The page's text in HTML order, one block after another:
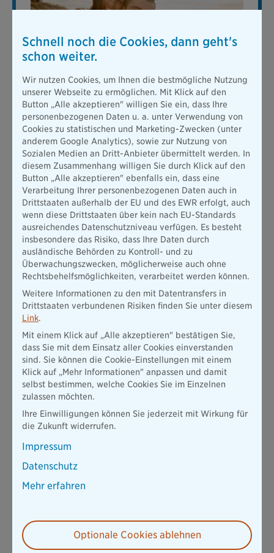
Mit unserem Partner TravelProtect bieten wir Ihnen
eine günstige Reiseversicherung, die Sie füreinzelne
Reisen oder für alle Reisen innerhalb eines Jahres
abschließen können. Im Jahresschutz können Sie
zusätzlich eine Gepäck- und
Reisekrankenversicherung einschließen lassen. Ihre
Vorteile bei der Bayerischen:
Absicherung bei Reiserücktritt aufgrund z.B. von
Krankheit
Absicherung bei unvorhergesehenem
Reiseabbruch- oder Reiseverlängerung
Jahresversicherung lohnt sich meist schon ab zwei
Reisen
Jetzt berechnen
Zur Jahresreiseversicherung
Familienurlaub nach dem Sommer – das
sollten Sie beachten
Weniger Planungsdruck, mehr Sparpreise und die für Eltern so
wichtige Entspannung – für den
Punkte, die sie vor und während des Urlaubs mit Kleinkind
Tipp #1: (Reise-)Pass nicht vergessen!
Klar, die eigenen Ausweisdokumente wie Reisepass oder
Schnell noch die Cookies, dann geht's
schon weiter.
Wir nutzen Cookies, um Ihnen die bestmögliche Nutzung
unserer Webseite zu ermöglichen. Mit Klick auf den
Button „Alle akzeptieren" willigen Sie ein, dass Ihre
personenbezogenen Daten u. a. unter Verwendung von
Cookies zu statistischen und Marketing-Zwecken (unter
anderem Google Analytics), sowie zur Nutzung von
Sozialen Medien an Dritt-Anbieter übermittelt werden. In
diesem Zusammenhang willigen Sie durch Klick auf den
Button „Alle akzeptieren" ebenfalls ein, dass eine
Verarbeitung Ihrer personenbezogenen Daten auch in
Drittstaaten außerhalb der EU und des EWR erfolgt, auch
wenn diese Drittstaaten über kein nach EU-Standards
ausreichendes Datenschutzniveau verfügen. Es besteht
insbesondere das Risiko, dass Ihre Daten durch
ausländische Behörden zu Kontroll- und zu
Überwachungszwecken, möglicherweise auch ohne
Rechtsbehelfsmöglichkeiten, verarbeitet werden können.
Weitere Informationen zu den mit Datentransfers in
Drittstaaten verbundenen Risiken finden Sie unter diesem
Link.
Mit einem Klick auf „Alle akzeptieren" bestätigen Sie,
dass Sie mit dem Einsatz aller Cookies einverstanden
sind. Sie können die Cookie-Einstellungen mit einem
Klick auf „Mehr Informationen" anpassen und damit
selbst bestimmen, welche Cookies Sie im Einzelnen
zulassen möchten.
Ihre Einwilligungen können Sie jederzeit mit Wirkung für
die Zukunft widerrufen.
Impressum
Datenschutz
Mehr erfahren
Optionale Cookies ablehnen